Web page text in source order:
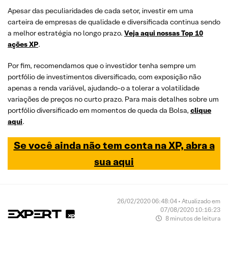
Apesar das peculiaridades de cada setor, investir em uma
carteira de empresas de qualidade e diversificada continua sendo
a melhor estratégia no longo prazo. Veja aqui nossas Top 10
ações XP.
Por fim, recomendamos que o investidor tenha sempre um
portfólio de investimentos diversificado, com exposição não
apenas a renda variável, ajudando-o a tolerar a volatilidade
variações de preços no curto prazo. Para mais detalhes sobre um
portfólio diversificado em momentos de queda da Bolsa, clique
aqui.
Se você ainda não tem conta na XP, abra a
sua aqui
26/02/2020 06:48:04 • Atualizado em
07/08/2020 10:16:23
8 minutos de leitura